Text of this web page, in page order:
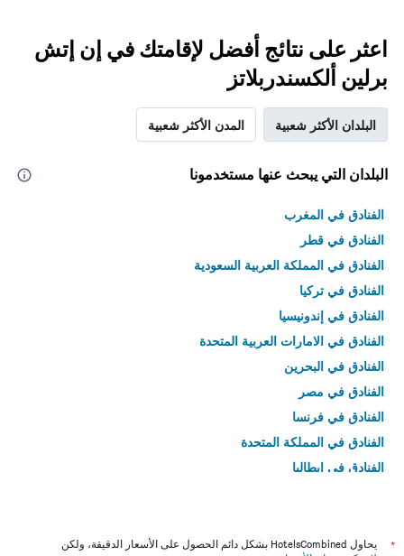
اعثر على نتائج أفضل لإقامتك في إن إتش
برلين ألكسندربلاتز
البلدان الأكثر شعبية المدن الأكثر شعبية
البلدان التي يبحث عنها مستخدمونا
الفنادق في المغرب
الفنادق في قطر
الفنادق في المملكة العربية السعودية
الفنادق في تركيا
الفنادق في إندونيسيا
الفنادق في الامارات العربية المتحدة
الفنادق في البحرين
الفنادق في مصر
الفنادق في فرنسا
الفنادق في المملكة المتحدة
الفنادق في إيطاليا
*
يحاول HotelsCombined بشكل دائم الحصول على الأسعار الدقيقة، ولكن